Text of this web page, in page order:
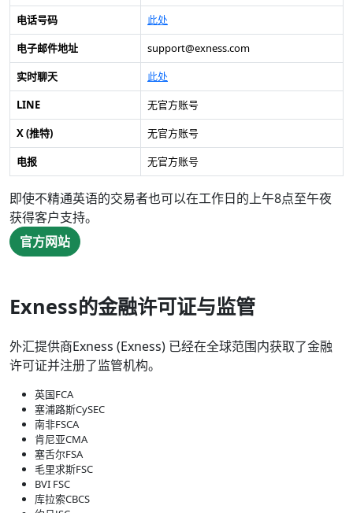
电话号码
此处
电子邮件地址
support@exness.com
实时聊天
此处
LINE
无官方账号
X (推特)
无官方账号
电报
无官方账号
即使不精通英语的交易者也可以在工作日的上午8点至午夜
获得客户支持。
官方网站
Exness的金融许可证与监管
外汇提供商Exness (Exness) 已经在全球范围内获取了金融
许可证并注册了监管机构。
英国FCA
塞浦路斯CySEC
南非FSCA
肯尼亚CMA
塞舌尔FSA
毛里求斯FSC
BVI FSC
库拉索CBCS